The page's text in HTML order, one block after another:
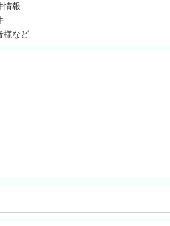
情報
様など